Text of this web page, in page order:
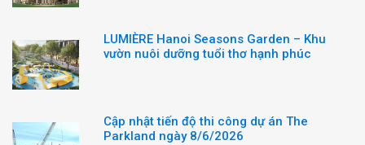
LUMIÈRE Hanoi Seasons Garden – Khu
vườn nuôi dưỡng tuổi thơ hạnh phúc
Cập nhật tiến độ thi công dự án The
Parkland ngày 8/6/2026